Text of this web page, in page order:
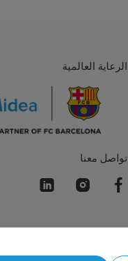
الرعاية العالمية
تواصل معنا